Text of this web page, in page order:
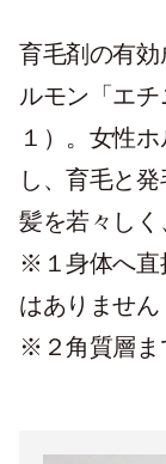
育毛剤の有
ルモン「エ
１）。女性
し、育毛と
髪を若々しく
※１身体へ直
はありません
※２角質層ま